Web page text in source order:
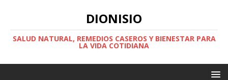
DIONISIO
SALUD NATURAL, REMEDIOS CASEROS Y BIENESTAR PARA
LA VIDA COTIDIANA